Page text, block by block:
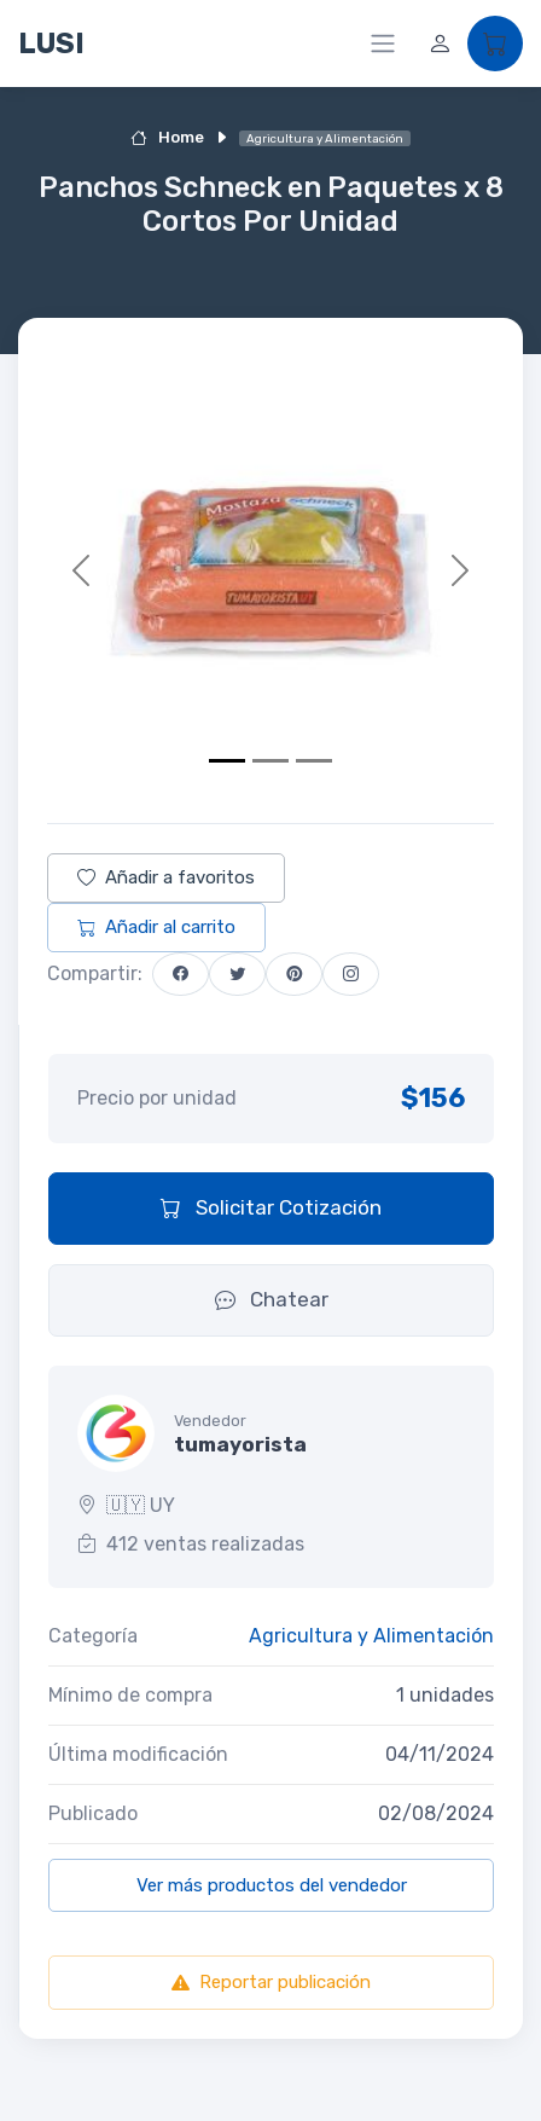
LUSI
Home Agricultura y Alimentación
Panchos Schneck en Paquetes x 8
Cortos Por Unidad
Previous Next
Añadir a favoritos
Añadir al carrito
Compartir:
Precio por unidad $156
Solicitar Cotización
Chatear
Vendedor
tumayorista
🇺🇾 UY
412 ventas realizadas
Categoría Agricultura y Alimentación
Mínimo de compra 1 unidades
Última modificación 04/11/2024
Publicado 02/08/2024
Ver más productos del vendedor
Reportar publicación